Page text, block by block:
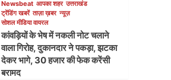
Newsbeat आपका शहर उत्तराखंड
ट्रेंडिंग खबरें ताज़ा ख़बर न्यूज़
सोशल मीडिया वायरल
कांवड़ियों के भेष में नकली नोट चलाने
वाला गिरोह, दुकानदार ने पकड़ा, झटका
देकर भागे, 30 हजार की फेक करेंसी
बरामद